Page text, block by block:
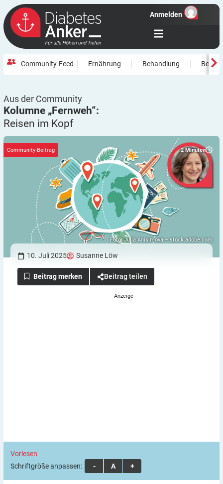
Anmelden
Community-Feed Ernährung Behandlung
Aus der Community
Kolumne „Fernweh“:
Reisen im Kopf
2 Minuten
Foto: Julia Anisimova – stock.adobe.com
Community-Beitrag
10. Juli 2025 Susanne Löw
Beitrag teilen
Vorlesen
Schriftgröße anpassen:
A A A